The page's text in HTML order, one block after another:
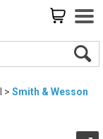
>Smith & Wesson